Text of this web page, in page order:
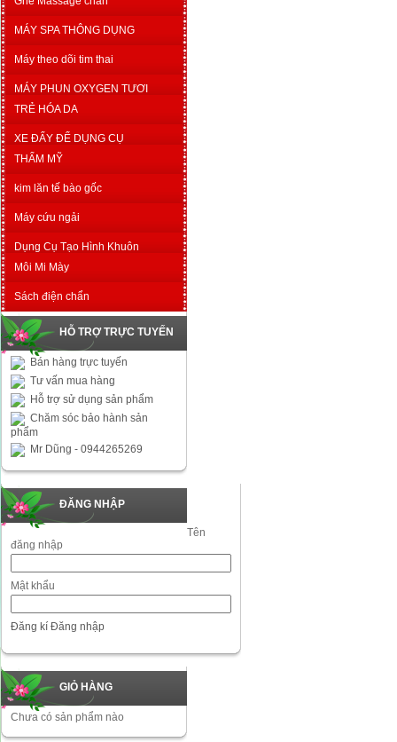
MÁY SPA THÔNG DỤNG
Máy theo dõi tim thai
MÁY PHUN OXYGEN TƯƠI
TRẺ HÓA DA
XE ĐẨY ĐỂ DỤNG CỤ
THẨM MỸ
kim lăn tế bào gốc
Máy cứu ngải
Dụng Cụ Tạo Hình Khuôn
Môi Mi Mày
Sách điện chẩn
HỖ TRỢ TRỰC TUYẾN
Bán hàng trực tuyến
Tư vấn mua hàng
Hỗ trợ sử dụng sản phẩm
Chăm sóc bảo hành sản
phẩm
Mr Dũng - 0944265269
ĐĂNG NHẬP
Tên
đăng nhập
Mật khẩu
Đăng kí Đăng nhập
GIỎ HÀNG
Chưa có sản phẩm nào